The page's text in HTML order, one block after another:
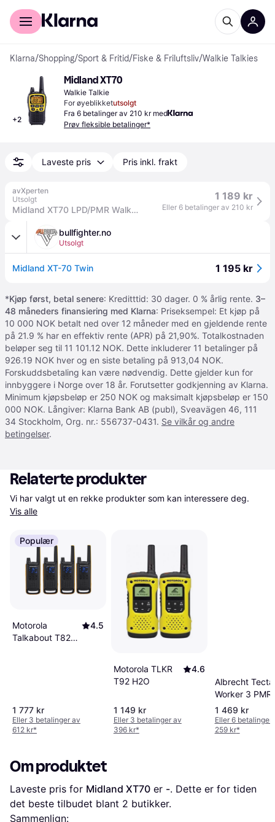
For kunder
Klarna/Shopping/Sport & Fritid/Fiske & Friluftsliv/Walkie Talkies
+2
Midland XT70
Walkie Talkie
For øyeblikketutsolgt
Fra 6 betalinger av 210 kr med
Prøv fleksible betalinger*
Laveste pris Pris inkl. frakt
avXperten
Utsolgt
Midland XT70 LPD/PMR Walkie Talkie (12 km) 2-pack
1 189 kr
Eller 6 betalinger av 210 kr
bullfighter.no
Utsolgt
Midland XT-70 Twin 1 195 kr
*Kjøp først, betal senere: Kreditttid: 30 dager. 0 % årlig rente. 3–
48 måneders finansiering med Klarna: Priseksempel: Et kjøp på
10 000 NOK betalt ned over 12 måneder med en gjeldende rente
på 21.9 % har en effektiv rente (APR) på 21,90%. Totalkostnaden
beløper seg til 11 101.12 NOK. Dette inkluderer 11 betalinger på
926.19 NOK hver og en siste betaling på 913,04 NOK.
Forskuddsbetaling kan være nødvendig. Dette gjelder kun for
innbyggere i Norge over 18 år. Forutsetter godkjenning av Klarna.
Minimum kjøpsbeløp er 250 NOK og maksimalt kjøpsbeløp er 150
000 NOK. Långiver: Klarna Bank AB (publ), Sveavägen 46, 111
34 Stockholm, Org. nr.: 556737-0431. Se vilkår og andre
betingelser.
Relaterte produkter
Vis alle
Populær
Motorola
Talkabout T82
4.5
1 777 kr
Eller 3 betalinger av
612 kr*
Motorola TLKR
T92 H2O
4.6
1 149 kr
Eller 3 betalinger av
396 kr*
Albrecht
Worker 3 PMR
Talkie Set (10
1 469 kr
Eller 6 betalinger
259 kr*
Om produktet
Laveste pris for Midland XT70 er -. Dette er for tiden
det beste tilbudet blant 2 butikker.
Sammenlign: